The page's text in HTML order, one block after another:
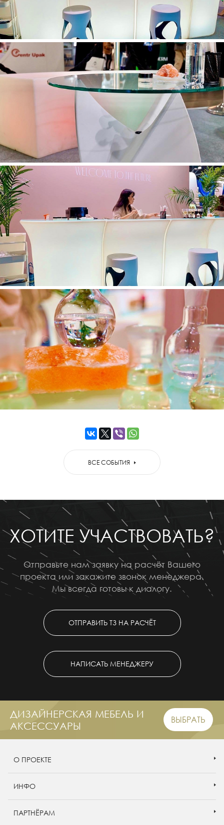
ВСЕ СОБЫТИЯ
ХОТИТЕ УЧАСТВОВАТЬ?
Отправьте нам заявку на расчёт Вашего
проекта или закажите звонок менеджера.
Мы всегда готовы к диалогу.
ОТПРАВИТЬ ТЗ НА РАСЧЁТ
НАПИСАТЬ МЕНЕДЖЕРУ
ДИЗАЙНЕРСКАЯ МЕБЕЛЬ И
АКСЕССУАРЫ
ВЫБРАТЬ
О ПРОЕКТЕ
ИНФО
ПАРТНЁРАМ